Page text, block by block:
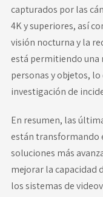
capturados por las
4K y superiores, así
visión nocturna y la
está permitiendo una
personas y objetos,
investigación de
En resumen, las
están transformando
soluciones más
mejorar la capacidad
los sistemas de